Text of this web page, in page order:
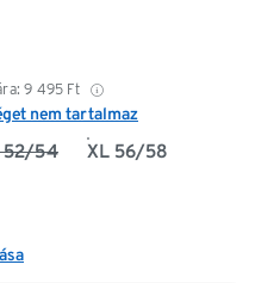
9 495 Ft
nem tartalmaz
52/54 XL 56/58